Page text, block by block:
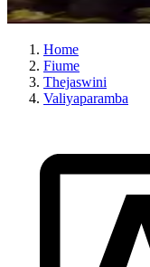
Home
Fiume
Thejaswini
Valiyaparamba